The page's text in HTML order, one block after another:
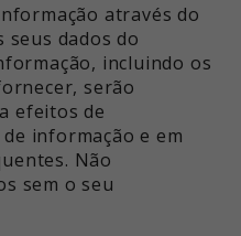
através do
dados do
incluindo os
serão
efeitos de
informação e em
Não
sem o seu